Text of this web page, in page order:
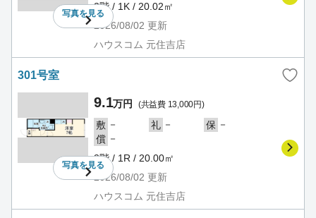
写真を見る
2階 / 1K / 20.02㎡
2026/08/02 更新
ハウスコム 元住吉店
301号室
写真を見る
9.1万円 (共益費 13,000円)
敷 － 礼 － 保 －
償 －
3階 / 1R / 20.00㎡
2026/08/02 更新
ハウスコム 元住吉店